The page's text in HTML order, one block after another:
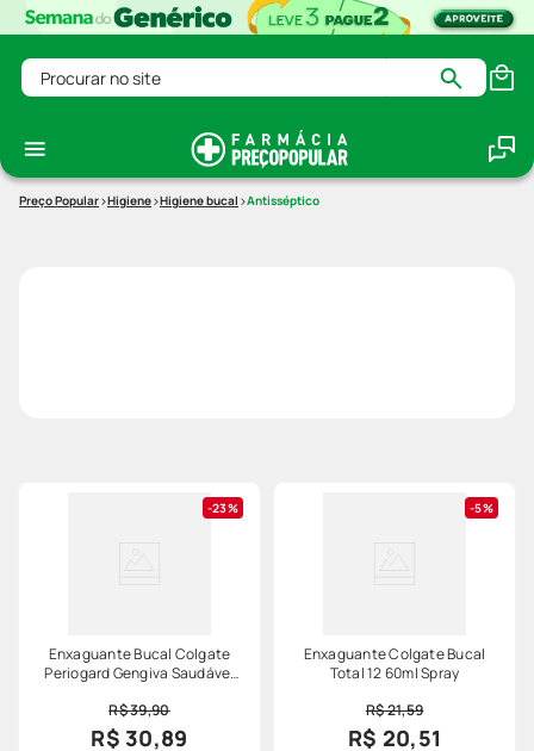
Procurar no site
Higiene Higiene bucal Antisséptico
23%
Enxaguante Bucal Colgate
Periogard Gengiva Saudável
R$ 39,90
R$ 30,89
5%
Enxaguante Colgate Bucal
Total 12 60ml Spray
R$ 21,59
R$ 20,51